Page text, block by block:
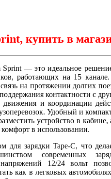
купить в
Sprint — это идеальное
работающих на 15
на протяжении долгих
контактности с
движения и координации
Удобный и
устройство в кабине,
в использовании.
для зарядки Tape-C, что
современных
12/24 вольт
как в легковых